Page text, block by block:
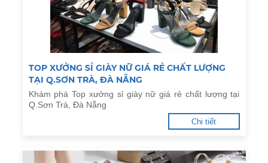
TOP XƯỞNG SỈ GIÀY NỮ GIÁ RẺ CHẤT LƯỢNG
TẠI Q.SƠN TRÀ, ĐÀ NẴNG
Khám phá Top xưởng sỉ giày nữ giá rẻ chất lượng tại
Q.Sơn Trà, Đà Nẵng
Chi tiết